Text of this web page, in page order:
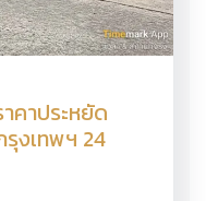
คาประหยัด
งเทพฯ 24